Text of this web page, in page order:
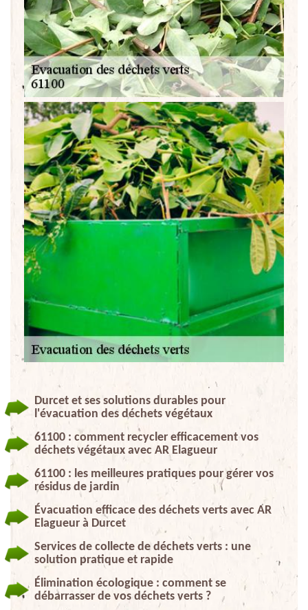
Durcet et ses solutions durables pour
l'évacuation des déchets végétaux
61100 : comment recycler efficacement vos
déchets végétaux avec AR Elagueur
61100 : les meilleures pratiques pour gérer vos
résidus de jardin
Évacuation efficace des déchets verts avec AR
Elagueur à Durcet
Services de collecte de déchets verts : une
solution pratique et rapide
Élimination écologique : comment se
débarrasser de vos déchets verts ?